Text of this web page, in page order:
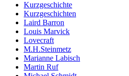
Kurzgeschichte
Kurzgeschichten
Laird Barron
Louis Marvick
Lovecraft
M.H.Steinmetz
Marianne Labisch
Martin Ruf